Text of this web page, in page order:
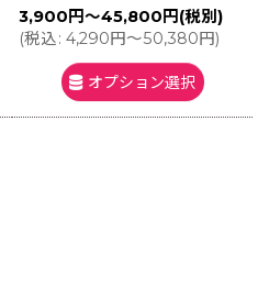
3,900 円～45,800 円 (税別)
(税込: 4,290円～50,380円)
オプション選択